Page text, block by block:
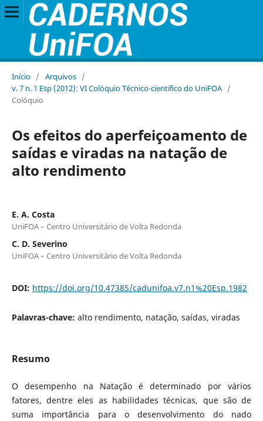
Início / Arquivos /
v. 7 n. 1 Esp (2012): VI Colóquio Técnico-científico do UniFOA /
Colóquio
Os efeitos do aperfeiçoamento de
saídas e viradas na natação de
alto rendimento
E. A. Costa
UniFOA – Centro Universitário de Volta Redonda
C. D. Severino
UniFOA – Centro Universitário de Volta Redonda
DOI: https://doi.org/10.47385/cadunifoa.v7.n1%20Esp.1982
Palavras-chave: alto rendimento, natação, saídas, viradas
Resumo
O desempenho na Natação é determinado por vários
fatores, dentre eles as habilidades técnicas, que são de
suma importância para o desenvolvimento do nado